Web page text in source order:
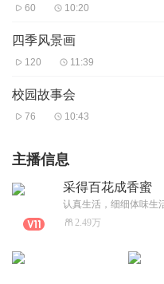
60 10:20
四季风景画
120 11:39
校园故事会
76 10:43
主播信息
采得百花成香蜜
2.49万